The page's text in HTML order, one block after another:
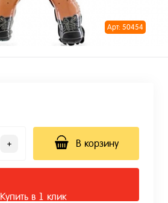
Арт: 50454
В корзину
Купить в 1 клик